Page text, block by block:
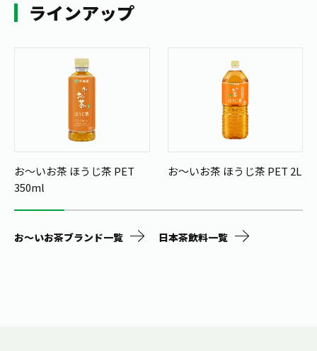
ラインアップ
お～いお茶 ほうじ茶 PET
350ml
お～いお茶 ほうじ茶 PET 2L
お～いお茶ブランド一覧 日本茶飲料一覧